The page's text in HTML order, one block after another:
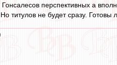
перспективных а
титулов не будет сразу. Готовы